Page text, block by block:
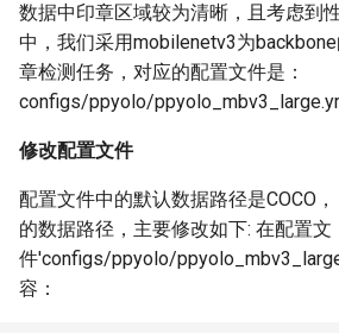
数据中印章区域较为清晰，且考虑到
中，我们采用mobilenetv3为
章检测任务，对应的配置文件是：
configs/ppyolo/
修改配置文件
配置文件中的默认数据路径是COCO
的数据路径，主要修改如下: 在配置文
件'configs/ppyolo/
容：